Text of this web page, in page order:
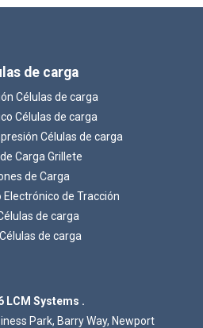
Cargando...
de carga
Células de carga
Células de carga
Células de carga
Carga Grillete
de Carga
de Tracción
de carga
de carga
LCM Systems .
Park, Barry Way, Newport